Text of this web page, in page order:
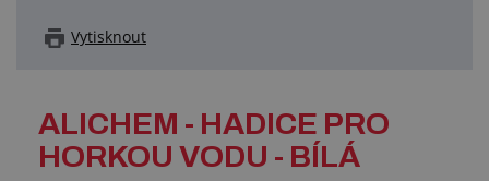
Vytisknout
ALICHEM - HADICE PRO
HORKOU VODU - BÍLÁ